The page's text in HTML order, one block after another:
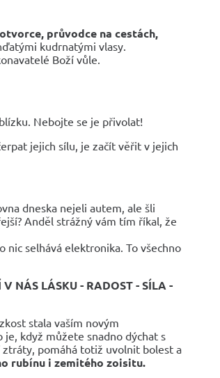
průvodce na cestách,
kudrnatými vlasy.
Boží vůle.
Nebojte se je přivolat!
jejich sílu, je začít věřit v jejich
dneska nejeli autem, ale šli
Anděl strážný vám tím říkal, že
nic selhává elektronika. To všechno
NÁS LÁSKU - RADOST - SÍLA -
stala vaším novým
když můžete snadno dýchat s
ztráty, pomáhá totiž uvolnit bolest a
rubínu i zemitého zoisitu.